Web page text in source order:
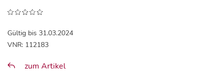
Gültig bis 31.03.2024
VNR: 112183
zum Artikel